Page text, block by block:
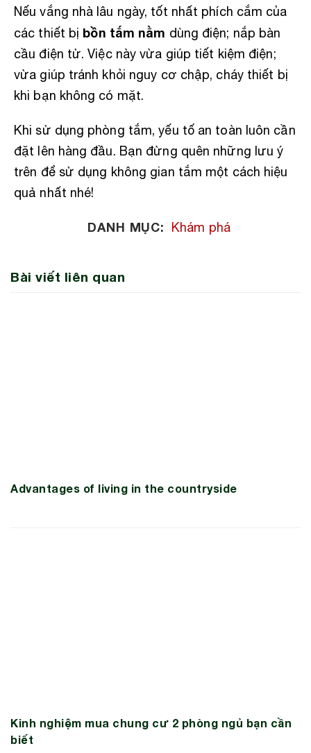
Nếu vắng nhà lâu ngày, tốt nhất phích cắm của
các thiết bị bồn tắm nằm dùng điện; nắp bàn
cầu điện tử. Việc này vừa giúp tiết kiệm điện;
vừa giúp tránh khỏi nguy cơ chập, cháy thiết bị
khi bạn không có mặt.
Khi sử dụng phòng tắm, yếu tố an toàn luôn cần
đặt lên hàng đầu. Bạn đừng quên những lưu ý
trên để sử dụng không gian tắm một cách hiệu
quả nhất nhé!
DANH MỤC: Khám phá
Bài viết liên quan
Advantages of living in the countryside
Kinh nghiệm mua chung cư 2 phòng ngủ bạn cần
biết